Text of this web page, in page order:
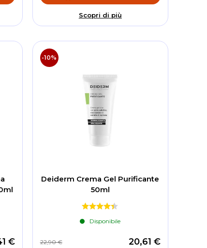
Scopri di più
€
-10%
Deiderm Crema Gel Purificante
50ml
Disponibile
20,61 €
22,90 €